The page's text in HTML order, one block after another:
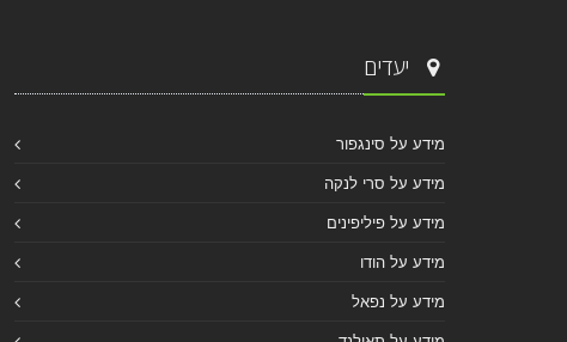
יעדים
מידע על סינגפור
מידע על סרי לנקה
מידע על פיליפינים
מידע על הודו
מידע על נפאל